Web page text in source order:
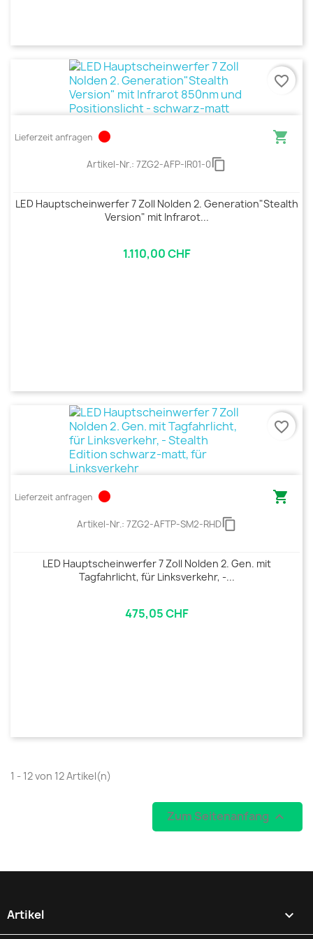
Lieferzeit anfragen circle 
Artikel-Nr.: 7ZG2-AFP-IR01-0content_copy
LED Hauptscheinwerfer 7 Zoll Nolden 2. Generation"Stealth
Version" mit Infrarot...
1.110,00 CHF
favorite_border
Lieferzeit anfragen circle 
Artikel-Nr.: 7ZG2-AFTP-SM2-RHDcontent_copy
LED Hauptscheinwerfer 7 Zoll Nolden 2. Gen. mit
Tagfahrlicht, für Linksverkehr, -...
475,05 CHF
favorite_border
1 - 12 von 12 Artikel(n)
Zum Seitenanfang 
Artikel 